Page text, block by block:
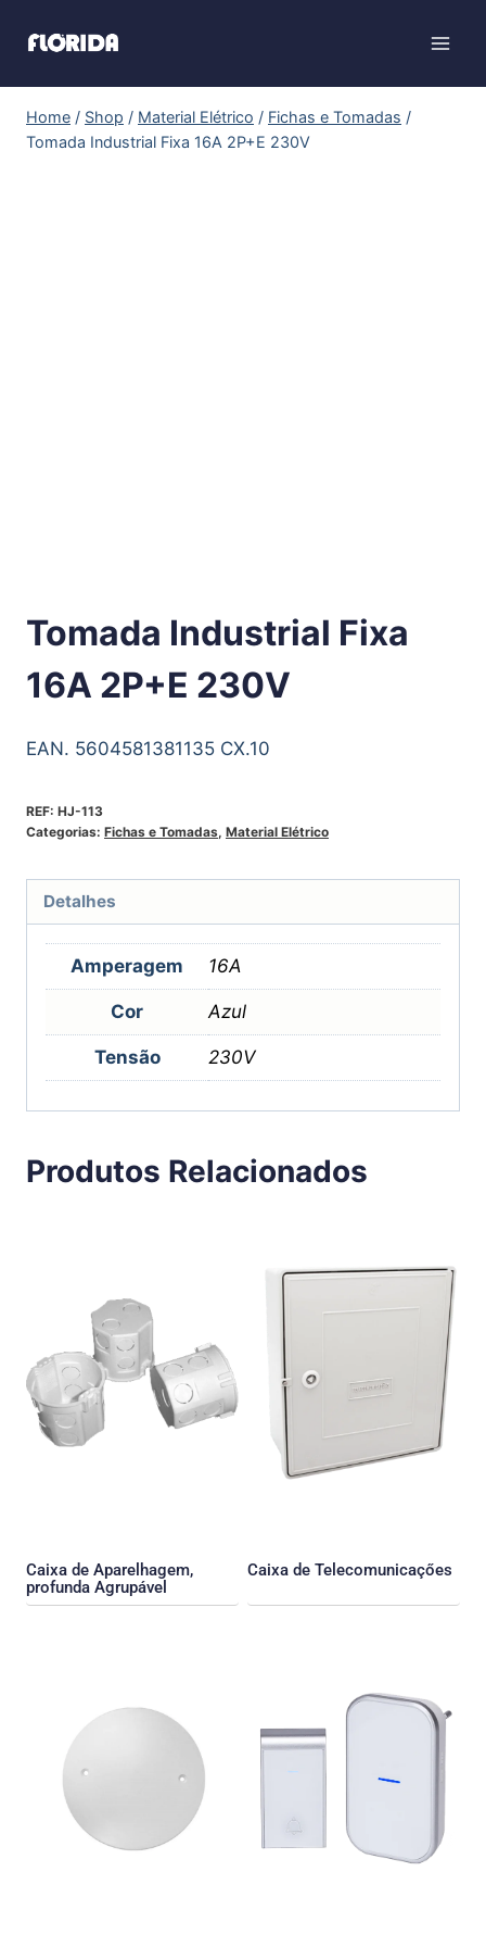
Home / Shop / Material Elétrico / Fichas e Tomadas /
Tomada Industrial Fixa 16A 2P+E 230V
Tomada Industrial Fixa
16A 2P+E 230V
EAN. 5604581381135 CX.10
REF: HJ-113
Categorias: Fichas e Tomadas, Material Elétrico
Detalhes
Amperagem 16A
Cor Azul
Tensão 230V
Produtos Relacionados
Caixa de Aparelhagem,
profunda Agrupável
Caixa de Telecomunicaçőes